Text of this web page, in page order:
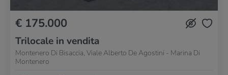
€ 175.000
Trilocale in vendita
Montenero Di Bisaccia, Viale Alberto De Agostini - Marina Di
Montenero